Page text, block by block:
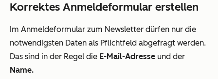
Korrektes Anmeldeformular erstellen
Im Anmeldeformular zum Newsletter dürfen nur die
notwendigsten Daten als Pflichtfeld abgefragt werden.
Das sind in der Regel die E-Mail-Adresse und der
Name.